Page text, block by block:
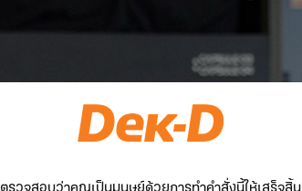
ตรวจสอบว่าคุณเป็นมนุษย์ด้วยการทำคำสั่งนี้ให้เสร็จสิ้น